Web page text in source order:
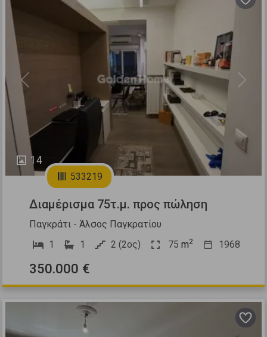
14
Previous Next
533219
Διαμέρισμα 75τ.μ. προς πώληση
Παγκράτι - Άλσος Παγκρατίου
1
1 2 (2ος) 75 m2 1968
350.000 €